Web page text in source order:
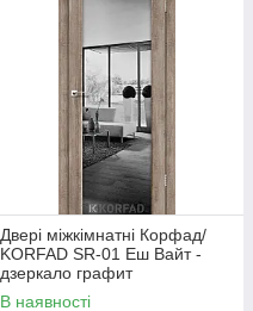
Двері міжкімнатні Корфад/
KORFAD SR-01 Еш Вайт -
дзеркало графит
В наявності